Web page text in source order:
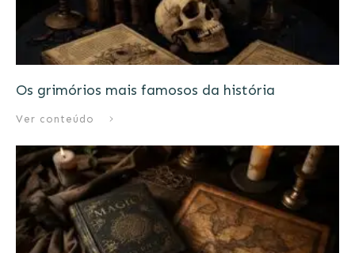
Os grimórios mais famosos da história
Ver conteúdo